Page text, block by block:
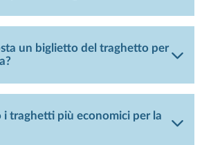
un biglietto del traghetto per
i traghetti più economici per la